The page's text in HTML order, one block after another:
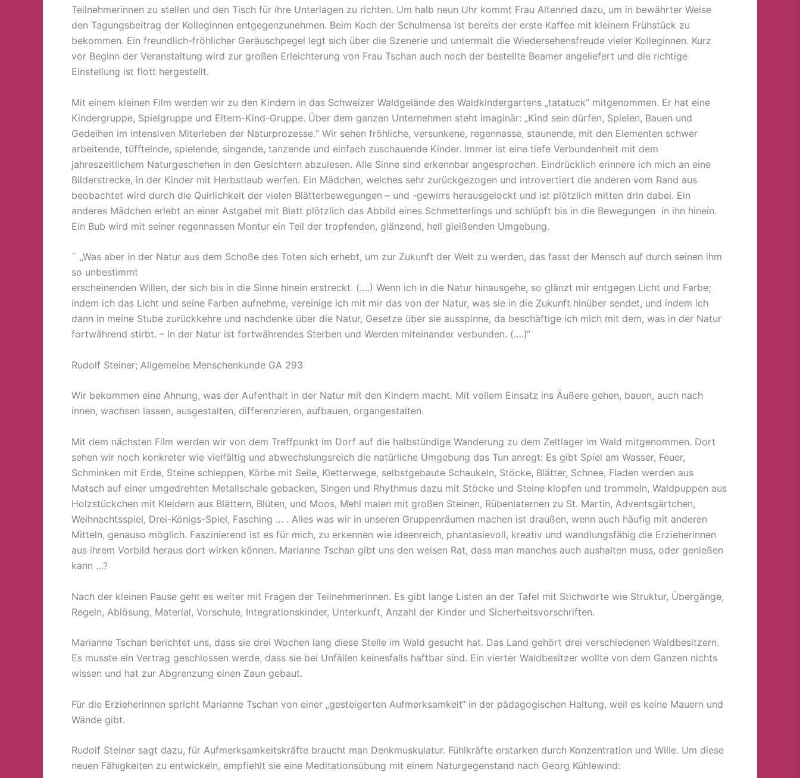
Teilnehmerinnen zu stellen und den Tisch für ihre Unterlagen zu richten. Um halb neun Uhr kommt Frau Altenried dazu, um in bewährter Weise
den Tagungsbeitrag der Kolleginnen entgegenzunehmen. Beim Koch der Schulmensa ist bereits der erste Kaffee mit kleinem Frühstück zu
bekommen. Ein freundlich-fröhlicher Geräuschpegel legt sich über die Szenerie und untermalt die Wiedersehensfreude vieler Kolleginnen. Kurz
vor Beginn der Veranstaltung wird zur großen Erleichterung von Frau Tschan auch noch der bestellte Beamer angeliefert und die richtige
Einstellung ist flott hergestellt.
Mit einem kleinen Film werden wir zu den Kindern in das Schweizer Waldgelände des Waldkindergartens „tatatuck“ mitgenommen. Er hat eine
Kindergruppe, Spielgruppe und Eltern-Kind-Gruppe. Über dem ganzen Unternehmen steht imaginär: „Kind sein dürfen, Spielen, Bauen und
Gedeihen im intensiven Miterleben der Naturprozesse.“ Wir sehen fröhliche, versunkene, regennasse, staunende, mit den Elementen schwer
arbeitende, tüfftelnde, spielende, singende, tanzende und einfach zuschauende Kinder. Immer ist eine tiefe Verbundenheit mit dem
jahreszeitlichem Naturgeschehen in den Gesichtern abzulesen. Alle Sinne sind erkennbar angesprochen. Eindrücklich erinnere ich mich an eine
Bilderstrecke, in der Kinder mit Herbstlaub werfen. Ein Mädchen, welches sehr zurückgezogen und introvertiert die anderen vom Rand aus
beobachtet wird durch die Quirlichkeit der vielen Blätterbewegungen – und -gewirrs herausgelockt und ist plötzlich mitten drin dabei. Ein
anderes Mädchen erlebt an einer Astgabel mit Blatt plötzlich das Abbild eines Schmetterlings und schlüpft bis in die Bewegungen in ihn hinein.
Ein Bub wird mit seiner regennassen Montur ein Teil der tropfenden, glänzend, hell gleißenden Umgebung.
¨ „Was aber in der Natur aus dem Schoße des Toten sich erhebt, um zur Zukunft der Welt zu werden, das fasst der Mensch auf durch seinen ihm
so unbestimmt
erscheinenden Willen, der sich bis in die Sinne hinein erstreckt. (….) Wenn ich in die Natur hinausgehe, so glänzt mir entgegen Licht und Farbe;
indem ich das Licht und seine Farben aufnehme, vereinige ich mit mir das von der Natur, was sie in die Zukunft hinüber sendet, und indem ich
dann in meine Stube zurückkehre und nachdenke über die Natur, Gesetze über sie ausspinne, da beschäftige ich mich mit dem, was in der Natur
fortwährend stirbt. – In der Natur ist fortwährendes Sterben und Werden miteinander verbunden. (….)“
Rudolf Steiner; Allgemeine Menschenkunde GA 293
Wir bekommen eine Ahnung, was der Aufenthalt in der Natur mit den Kindern macht. Mit vollem Einsatz ins Äußere gehen, bauen, auch nach
innen, wachsen lassen, ausgestalten, differenzieren, aufbauen, organgestalten.
Mit dem nächsten Film werden wir von dem Treffpunkt im Dorf auf die halbstündige Wanderung zu dem Zeltlager im Wald mitgenommen. Dort
sehen wir noch konkreter wie vielfältig und abwechslungsreich die natürliche Umgebung das Tun anregt: Es gibt Spiel am Wasser, Feuer,
Schminken mit Erde, Steine schleppen, Körbe mit Seile, Kletterwege, selbstgebaute Schaukeln, Stöcke, Blätter, Schnee, Fladen werden aus
Matsch auf einer umgedrehten Metallschale gebacken, Singen und Rhythmus dazu mit Stöcke und Steine klopfen und trommeln, Waldpuppen aus
Holzstückchen mit Kleidern aus Blättern, Blüten, und Moos, Mehl malen mit großen Steinen, Rübenlaternen zu St. Martin, Adventsgärtchen,
Weihnachtsspiel, Drei-Königs-Spiel, Fasching … . Alles was wir in unseren Gruppenräumen machen ist draußen, wenn auch häufig mit anderen
Mitteln, genauso möglich. Faszinierend ist es für mich, zu erkennen wie ideenreich, phantasievoll, kreativ und wandlungsfähig die Erzieherinnen
aus ihrem Vorbild heraus dort wirken können. Marianne Tschan gibt uns den weisen Rat, dass man manches auch aushalten muss, oder genießen
kann …?
Nach der kleinen Pause geht es weiter mit Fragen der Teilnehmerinnen. Es gibt lange Listen an der Tafel mit Stichworte wie Struktur, Übergänge,
Regeln, Ablösung, Material, Vorschule, Integrationskinder, Unterkunft, Anzahl der Kinder und Sicherheitsvorschriften.
Marianne Tschan berichtet uns, dass sie drei Wochen lang diese Stelle im Wald gesucht hat. Das Land gehört drei verschiedenen Waldbesitzern.
Es musste ein Vertrag geschlossen werde, dass sie bei Unfällen keinesfalls haftbar sind. Ein vierter Waldbesitzer wollte von dem Ganzen nichts
wissen und hat zur Abgrenzung einen Zaun gebaut.
Für die Erzieherinnen spricht Marianne Tschan von einer „gesteigerten Aufmerksamkeit“ in der pädagogischen Haltung, weil es keine Mauern und
Wände gibt.
Rudolf Steiner sagt dazu, für Aufmerksamkeitskräfte braucht man Denkmuskulatur. Fühlkräfte erstarken durch Konzentration und Wille. Um diese
neuen Fähigkeiten zu entwickeln, empfiehlt sie eine Meditationsübung mit einem Naturgegenstand nach Georg Kühlewind: